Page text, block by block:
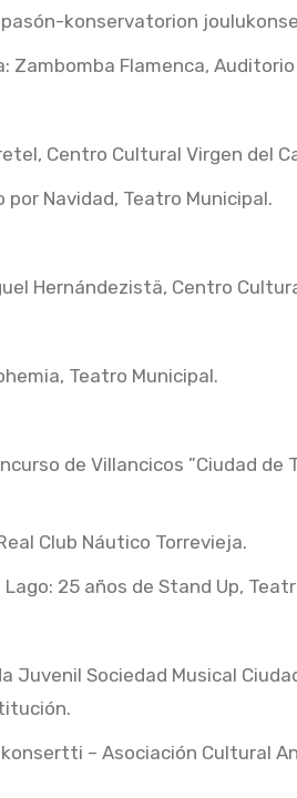
konservatorion
Zambomba Flamenca,
Centro Cultural Virgen del
Navidad, Teatro Municipal.
Hernándezistä, Centro
Teatro Municipal.
de Villancicos ”Ciudad de
Club Náutico Torrevieja.
25 años de Stand Up,
Juvenil Sociedad Musical
– Asociación Cultural